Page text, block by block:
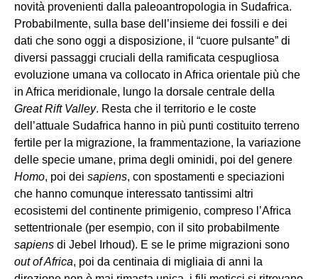
novità provenienti dalla paleoantropologia in Sudafrica.
Probabilmente, sulla base dell’insieme dei fossili e dei
dati che sono oggi a disposizione, il “cuore pulsante” di
diversi passaggi cruciali della ramificata cespugliosa
evoluzione umana va collocato in Africa orientale più che
in Africa meridionale, lungo la dorsale centrale della
Great Rift Valley. Resta che il territorio e le coste
dell’attuale Sudafrica hanno in più punti costituito terreno
fertile per la migrazione, la frammentazione, la variazione
delle specie umane, prima degli ominidi, poi del genere
Homo, poi dei sapiens, con spostamenti e speciazioni
che hanno comunque interessato tantissimi altri
ecosistemi del continente primigenio, compreso l’Africa
settentrionale (per esempio, con il sito probabilmente
sapiens di Jebel Irhoud). E se le prime migrazioni sono
out of Africa, poi da centinaia di migliaia di anni la